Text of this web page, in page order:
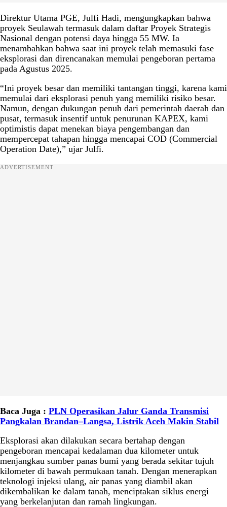
Direktur Utama PGE, Julfi Hadi, mengungkapkan bahwa
proyek Seulawah termasuk dalam daftar Proyek Strategis
Nasional dengan potensi daya hingga 55 MW. Ia
menambahkan bahwa saat ini proyek telah memasuki fase
eksplorasi dan direncanakan memulai pengeboran pertama
pada Agustus 2025.
“Ini proyek besar dan memiliki tantangan tinggi, karena kami
memulai dari eksplorasi penuh yang memiliki risiko besar.
Namun, dengan dukungan penuh dari pemerintah daerah dan
pusat, termasuk insentif untuk penurunan KAPEX, kami
optimistis dapat menekan biaya pengembangan dan
mempercepat tahapan hingga mencapai COD (Commercial
Operation Date),” ujar Julfi.
ADVERTISEMENT
Baca Juga : PLN Operasikan Jalur Ganda Transmisi
Pangkalan Brandan–Langsa, Listrik Aceh Makin Stabil
Eksplorasi akan dilakukan secara bertahap dengan
pengeboran mencapai kedalaman dua kilometer untuk
menjangkau sumber panas bumi yang berada sekitar tujuh
kilometer di bawah permukaan tanah. Dengan menerapkan
teknologi injeksi ulang, air panas yang diambil akan
dikembalikan ke dalam tanah, menciptakan siklus energi
yang berkelanjutan dan ramah lingkungan.